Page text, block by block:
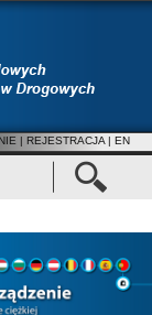
| REJESTRACJA | EN